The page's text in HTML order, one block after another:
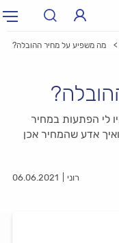
מה משפיע על מחיר ההובלה?
לי הפתעות במחיר
אדע שהמחיר אכן
רוני 06.06.2021